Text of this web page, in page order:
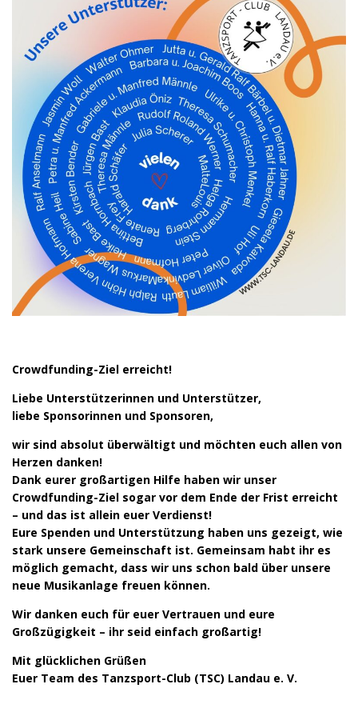
Crowdfunding-Ziel erreicht!
Liebe Unterstützerinnen und Unterstützer,
liebe Sponsorinnen und Sponsoren,
wir sind absolut überwältigt und möchten euch allen von
Herzen danken!
Dank eurer großartigen Hilfe haben wir unser
Crowdfunding-Ziel sogar vor dem Ende der Frist erreicht
– und das ist allein euer Verdienst!
Eure Spenden und Unterstützung haben uns gezeigt, wie
stark unsere Gemeinschaft ist. Gemeinsam habt ihr es
möglich gemacht, dass wir uns schon bald über unsere
neue Musikanlage freuen können.
Wir danken euch für euer Vertrauen und eure
Großzügigkeit – ihr seid einfach großartig!
Mit glücklichen Grüßen
Euer Team des Tanzsport-Club (TSC) Landau e. V.